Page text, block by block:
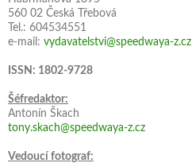
560 02 Česká Třebová
Tel.: 604534551
e-mail: vydavatelstvi@speedwaya-z.cz
ISSN: 1802-9728
Šéfredaktor:
Antonín Škach
tony.skach@speedwaya-z.cz
Vedoucí fotograf: